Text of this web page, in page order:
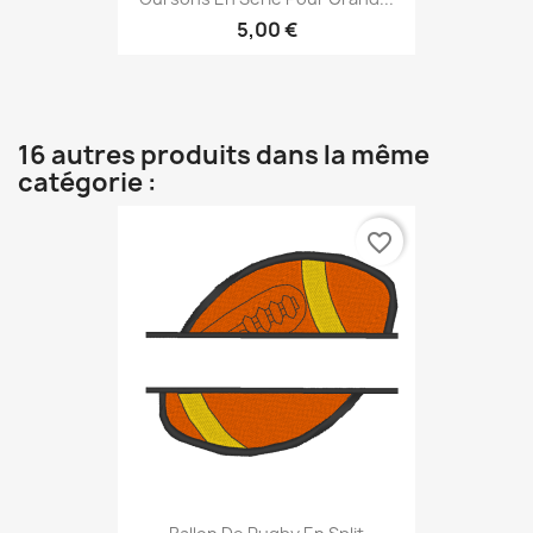
5,00 €
16 autres produits dans la même
catégorie :
favorite_border